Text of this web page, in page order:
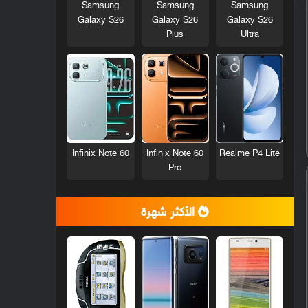
Samsung
Galaxy S26
Ultra
Samsung
Galaxy S26
Plus
Samsung
Galaxy S26
Realme P4 Lite
Infinix Note 60
Pro
Infinix Note 60
الأكثر شهرة